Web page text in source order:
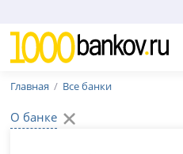
Главная Все банки
О банке